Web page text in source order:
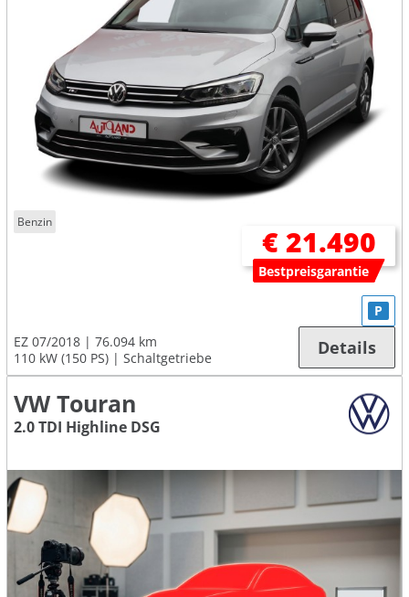
Benzin
€ 21.490
Bestpreisgarantie
EZ 07/2018
76.094 km
110 kW (150 PS)
Schaltgetriebe
P
Details
VW Touran
2.0 TDI Highline DSG